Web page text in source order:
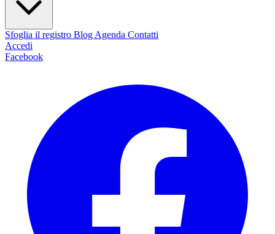
Sfoglia il registro Blog Agenda Contatti
Accedi
Facebook